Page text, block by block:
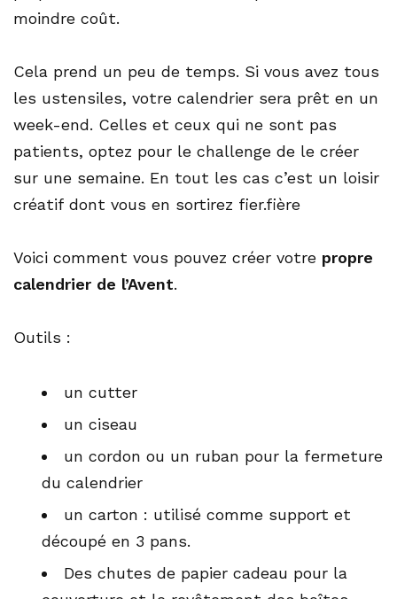
moindre coût.
Cela prend un peu de temps. Si vous avez tous
les ustensiles, votre calendrier sera prêt en un
week-end. Celles et ceux qui ne sont pas
patients, optez pour le challenge de le créer
sur une semaine. En tout les cas c’est un loisir
créatif dont vous en sortirez fier.fière
Voici comment vous pouvez créer votre propre
calendrier de l’Avent.
Outils :
un cutter
un ciseau
un cordon ou un ruban pour la fermeture
du calendrier
un carton : utilisé comme support et
découpé en 3 pans.
Des chutes de papier cadeau pour la